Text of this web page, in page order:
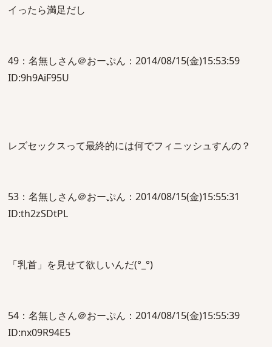
イったら満足だし
49：名無しさん＠おーぷん：2014/08/15(金)15:53:59
ID:9h9AiF95U
レズセックスって最終的には何でフィニッシュすんの？
53：名無しさん＠おーぷん：2014/08/15(金)15:55:31
ID:th2zSDtPL
「乳首」を見せて欲しいんだ(°_°)
54：名無しさん＠おーぷん：2014/08/15(金)15:55:39
ID:nx09R94E5